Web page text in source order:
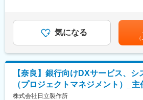
変更の範囲：会社の定める業務
・現地調査
・お引き渡し
名）
アパレル出身の未経験の方が入社2-3年
長としてご活躍されています◎
昇給：年2回（6月、12月）■賞与：年
12月のみ）■業務手当（固定残業代）
額であり、選考を通じて上下する可能
固定手当を含めた表記です。
気になる
【奈良】銀行向けDXサービス、シ
（プロジェクトマネジメント）_主
株式会社日立製作所